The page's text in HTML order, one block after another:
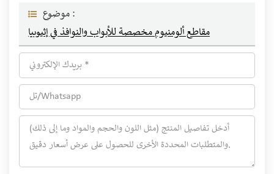
موضوع :
مقاطع ألومنيوم مخصصة للأبواب والنوافذ في إثيوبيا